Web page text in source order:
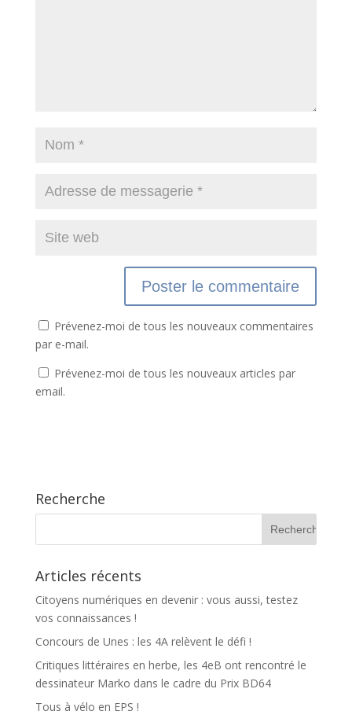
Prévenez-moi de tous les nouveaux commentaires
par e-mail.
Prévenez-moi de tous les nouveaux articles par
email.
Recherche
Articles récents
Citoyens numériques en devenir : vous aussi, testez
vos connaissances !
Concours de Unes : les 4A relèvent le défi !
Critiques littéraires en herbe, les 4eB ont rencontré le
dessinateur Marko dans le cadre du Prix BD64
Tous à vélo en EPS !